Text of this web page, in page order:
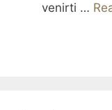
venirti …